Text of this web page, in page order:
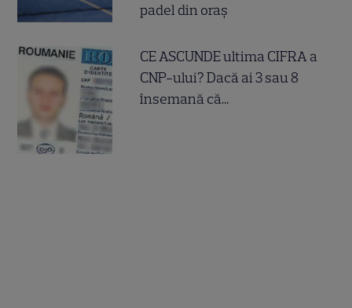
padel din oraș
CE ASCUNDE ultima CIFRA a
CNP-ului? Dacă ai 3 sau 8
însemană că...